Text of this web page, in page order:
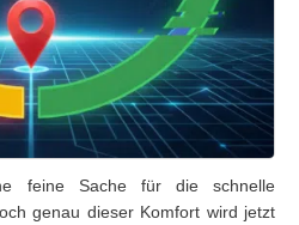
feine Sache für die schnelle
genau dieser Komfort wird jetzt